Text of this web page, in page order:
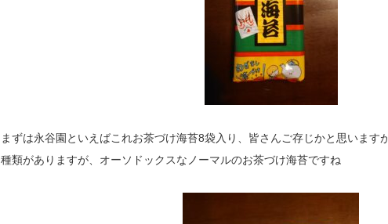
まずは永谷園といえばこれお茶づけ海苔8袋入り、皆さんご存じかと思います
種類がありますが、オーソドックスなノーマルのお茶づけ海苔ですね